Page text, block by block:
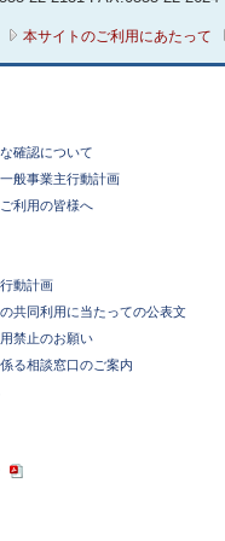
渡または証券化のために必要
会社等に提供されることに
び同機関と提携する個人信
れる契約内容、返済状況等の
報情報等を含む。)が登録さ
査または転居先の調査をいう
に限る。以下同じ。)のため
個人信用情報機関を利用し
を超えない期間登録され、
れることに同意します。
通りです。各機関の加盟資
本サイトのご利用にあたって
確認について
般事業主行動計画
利用の皆様へ
動計画
共同利用に当たっての公表文
禁止のお願い
る相談窓口のご案内